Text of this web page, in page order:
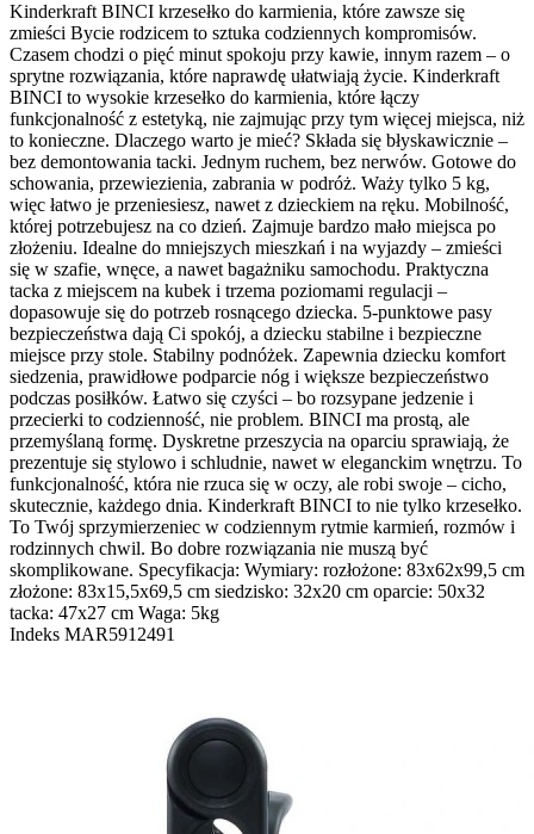
Kinderkraft BINCI krzesełko do karmienia, które zawsze się
zmieści Bycie rodzicem to sztuka codziennych kompromisów.
Czasem chodzi o pięć minut spokoju przy kawie, innym razem – o
sprytne rozwiązania, które naprawdę ułatwiają życie. Kinderkraft
BINCI to wysokie krzesełko do karmienia, które łączy
funkcjonalność z estetyką, nie zajmując przy tym więcej miejsca, niż
to konieczne. Dlaczego warto je mieć? Składa się błyskawicznie –
bez demontowania tacki. Jednym ruchem, bez nerwów. Gotowe do
schowania, przewiezienia, zabrania w podróż. Waży tylko 5 kg,
więc łatwo je przeniesiesz, nawet z dzieckiem na ręku. Mobilność,
której potrzebujesz na co dzień. Zajmuje bardzo mało miejsca po
złożeniu. Idealne do mniejszych mieszkań i na wyjazdy – zmieści
się w szafie, wnęce, a nawet bagażniku samochodu. Praktyczna
tacka z miejscem na kubek i trzema poziomami regulacji –
dopasowuje się do potrzeb rosnącego dziecka. 5-punktowe pasy
bezpieczeństwa dają Ci spokój, a dziecku stabilne i bezpieczne
miejsce przy stole. Stabilny podnóżek. Zapewnia dziecku komfort
siedzenia, prawidłowe podparcie nóg i większe bezpieczeństwo
podczas posiłków. Łatwo się czyści – bo rozsypane jedzenie i
przecierki to codzienność, nie problem. BINCI ma prostą, ale
przemyślaną formę. Dyskretne przeszycia na oparciu sprawiają, że
prezentuje się stylowo i schludnie, nawet w eleganckim wnętrzu. To
funkcjonalność, która nie rzuca się w oczy, ale robi swoje – cicho,
skutecznie, każdego dnia. Kinderkraft BINCI to nie tylko krzesełko.
To Twój sprzymierzeniec w codziennym rytmie karmień, rozmów i
rodzinnych chwil. Bo dobre rozwiązania nie muszą być
skomplikowane. Specyfikacja: Wymiary: rozłożone: 83x62x99,5 cm
złożone: 83x15,5x69,5 cm siedzisko: 32x20 cm oparcie: 50x32
tacka: 47x27 cm Waga: 5kg
Indeks MAR5912491